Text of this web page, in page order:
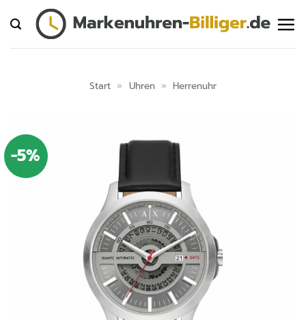
Inhalt
springen
Start » Uhren » Herrenuhr
-5%